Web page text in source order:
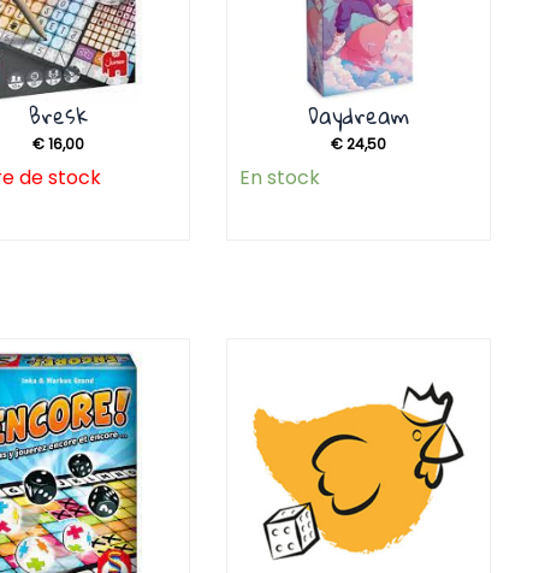
Bresk
€16,00
de stock
Daydream
€24,50
En stock